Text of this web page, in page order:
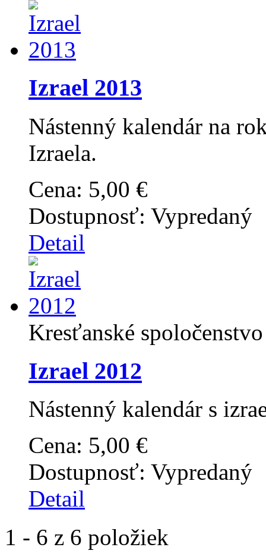
Izrael 2013
Nástenný kalendár na
Izraela.
Cena: 5,00 €
Dostupnosť: Vypredaný
Detail
Kresťanské spoločenstvo
Izrael 2012
Nástenný kalendár s
Cena: 5,00 €
Dostupnosť: Vypredaný
Detail
1 - 6 z 6 položiek